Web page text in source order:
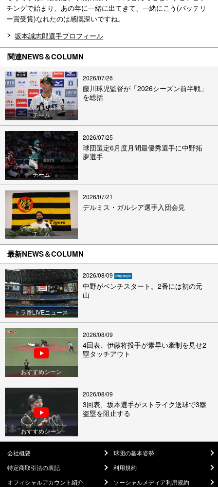
チングで始まり、あの年に一緒に出てきて、一緒にこう(バッテリ
ー賞受賞)なれたのは感慨深いですね。
坂本誠志郎選手プロフィール
関連NEWS＆COLUMN
チーム
2026/07/26
藤川球児監督が「2026シーズン前半戦」
を総括
チーム
2026/07/25
球団選定6月度月間最優秀選手に中野拓
夢選手
チーム
2026/07/21
デルミス・ガルシア選手入団会見
最新NEWS＆COLUMN
トラ番LIVEニュース
2026/08/09
中野がベンチスタート。2番には初の元
山
おすすめシーン
2026/08/09
4回表、伊藤将投手が素早い牽制を見せ2
塁タッチアウト
おすすめシーン
2026/08/09
3回表、坂本選手がストライク送球で3塁
盗塁を阻止する
会社概要
球団の基本姿勢
特定商取引法の表記
利用規約
オフィシャルアカウント紹介
ソーシャルメディア利用規約